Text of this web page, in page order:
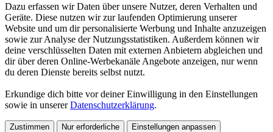
Dazu erfassen wir Daten über unsere Nutzer, deren Verhalten und
Geräte. Diese nutzen wir zur laufenden Optimierung unserer
Website und um dir personalisierte Werbung und Inhalte anzuzeigen
sowie zur Analyse der Nutzungsstatistiken. Außerdem können wir
deine verschlüsselten Daten mit externen Anbietern abgleichen und
dir über deren Online-Werbekanäle Angebote anzeigen, nur wenn
du deren Dienste bereits selbst nutzt.
Erkundige dich bitte vor deiner Einwilligung in den Einstellungen
sowie in unsererDatenschutzerklärung.
Zustimmen Nur erforderliche Einstellungen anpassen